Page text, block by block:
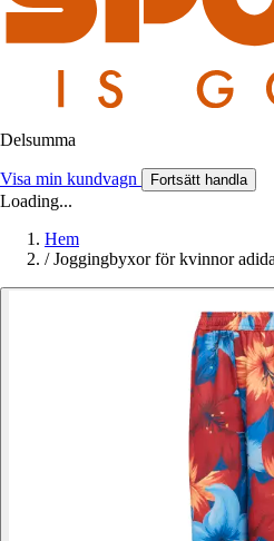
Delsumma
Visa min kundvagn Fortsätt handla
Loading...
Hem
/ Joggingbyxor för kvinnor